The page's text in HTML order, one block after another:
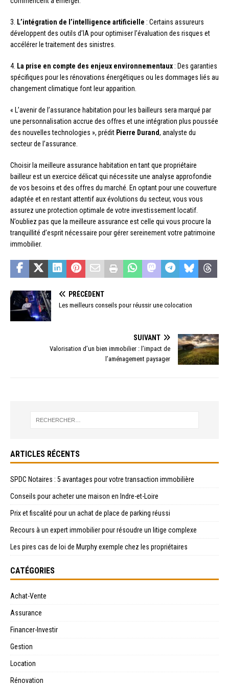
3. L’intégration de l’intelligence artificielle : Certains assureurs
développent des outils d’IA pour optimiser l’évaluation des risques et
accélérer le traitement des sinistres.
4. La prise en compte des enjeux environnementaux : Des garanties
spécifiques pour les rénovations énergétiques ou les dommages liés au
changement climatique font leur apparition.
« L’avenir de l’assurance habitation pour les bailleurs sera marqué par
une personnalisation accrue des offres et une intégration plus poussée
des nouvelles technologies », prédit Pierre Durand, analyste du
secteur de l’assurance.
Choisir la meilleure assurance habitation en tant que propriétaire
bailleur est un exercice délicat qui nécessite une analyse approfondie
de vos besoins et des offres du marché. En optant pour une couverture
adaptée et en restant attentif aux évolutions du secteur, vous vous
assurez une protection optimale de votre investissement locatif.
N’oubliez pas que la meilleure assurance est celle qui vous procure la
tranquillité d’esprit nécessaire pour gérer sereinement votre patrimoine
immobilier.
PRÉCÉDENT
Les meilleurs conseils pour réussir une colocation
SUIVANT
Valorisation d’un bien immobilier : l’impact de
l’aménagement paysager
ARTICLES RÉCENTS
SPDC Notaires : 5 avantages pour votre transaction immobilière
Conseils pour acheter une maison en Indre-et-Loire
Prix et fiscalité pour un achat de place de parking réussi
Recours à un expert immobilier pour résoudre un litige complexe
Les pires cas de loi de Murphy exemple chez les propriétaires
CATÉGORIES
Achat-Vente
Assurance
Financer-Investir
Gestion
Location
Rénovation